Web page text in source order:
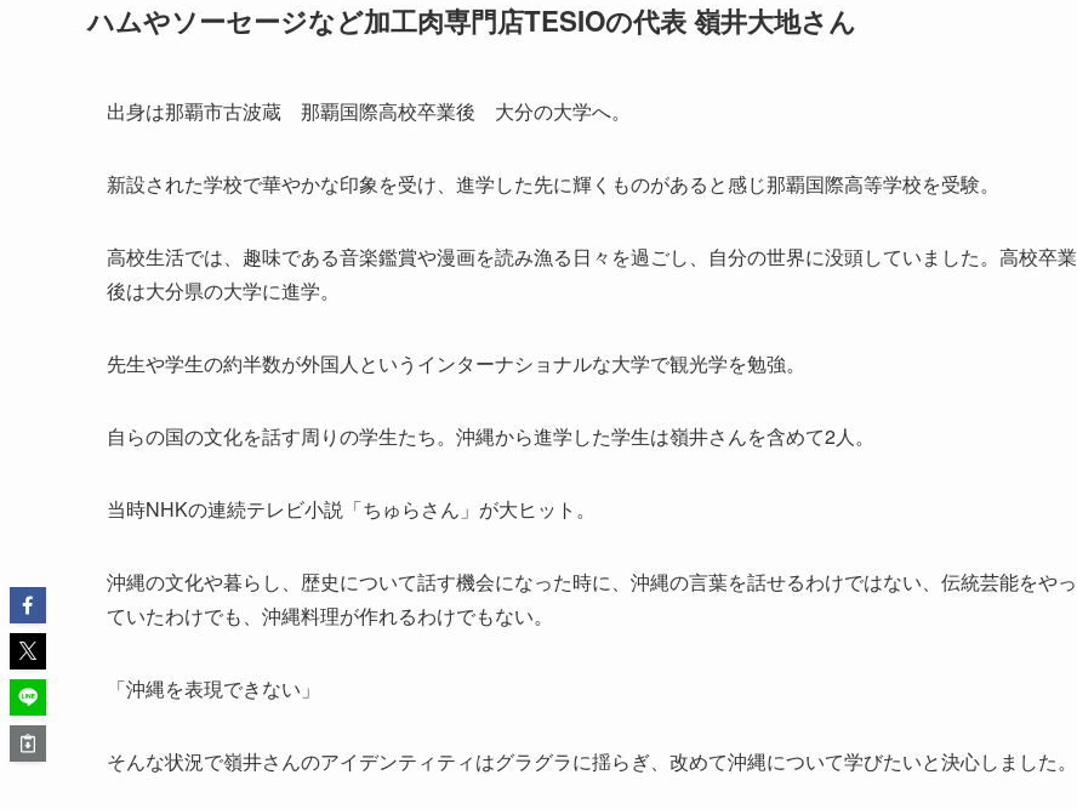
ハムやソーセージなど加工肉専門店TESIOの代表 嶺井大地さん
出身は那覇市古波蔵 那覇国際高校卒業後 大分の大学へ。
新設された学校で華やかな印象を受け、進学した先に輝くものがあると感じ那覇国際高等学校を受験。
高校生活では、趣味である音楽鑑賞や漫画を読み漁る日々を過ごし、自分の世界に没頭していました。高校卒業
後は大分県の大学に進学。
先生や学生の約半数が外国人というインターナショナルな大学で観光学を勉強。
自らの国の文化を話す周りの学生たち。沖縄から進学した学生は嶺井さんを含めて2人。
当時NHKの連続テレビ小説「ちゅらさん」が大ヒット。
沖縄の文化や暮らし、歴史について話す機会になった時に、沖縄の言葉を話せるわけではない、伝統芸能をやっ
ていたわけでも、沖縄料理が作れるわけでもない。
「沖縄を表現できない」
そんな状況で嶺井さんのアイデンティティはグラグラに揺らぎ、改めて沖縄について学びたいと決心しました。